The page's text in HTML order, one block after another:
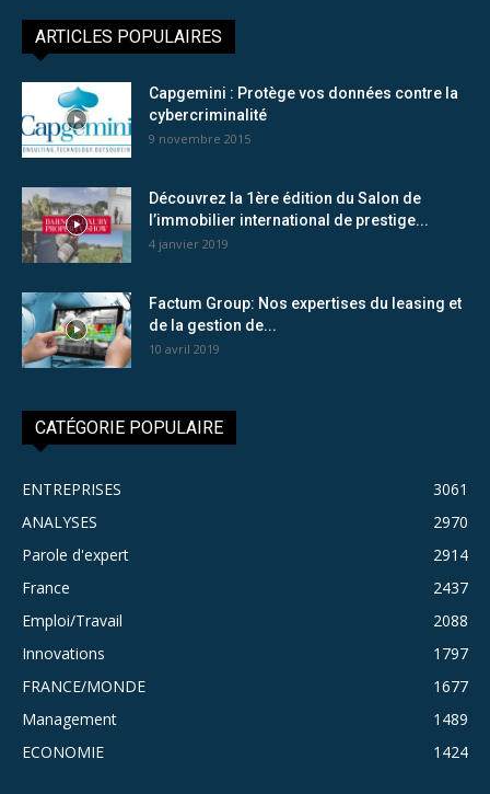
ARTICLES POPULAIRES
Capgemini : Protège vos données contre la
cybercriminalité
9 novembre 2015
Découvrez la 1ère édition du Salon de
l’immobilier international de prestige...
4 janvier 2019
Factum Group: Nos expertises du leasing et
de la gestion de...
10 avril 2019
CATÉGORIE POPULAIRE
ENTREPRISES
3061
ANALYSES
2970
Parole d'expert
2914
France
2437
Emploi/Travail
2088
Innovations
1797
FRANCE/MONDE
1677
Management
1489
ECONOMIE
1424